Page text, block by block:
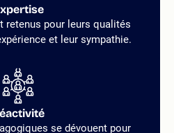
retenus pour leurs qualités
et leur sympathie.
se dévouent pour